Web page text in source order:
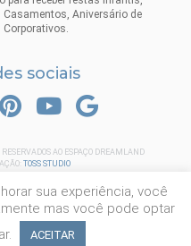
Casamentos, Aniversário de
Corporativos.
sociais
TOK PINTERESTYOUTUBE
AO ESPAÇO DREAMLAND
TOSS STUDIO
sua experiência, você
mas você pode optar
ACEITAR